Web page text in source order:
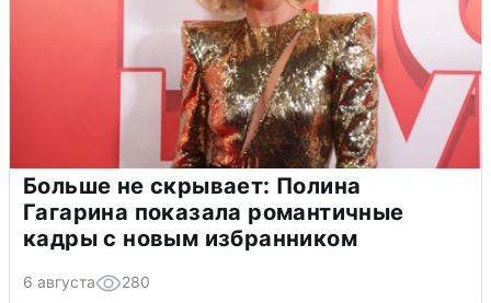
Больше не скрывает: Полина
Гагарина показала романтичные
кадры с новым избранником
6 августа 280